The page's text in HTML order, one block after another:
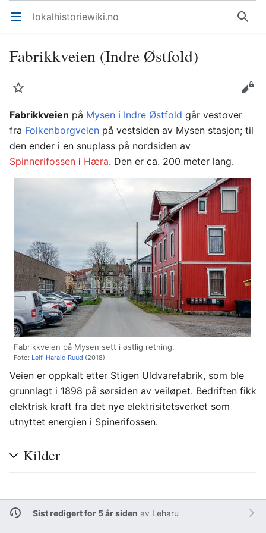
Åpne hovedmenyen lokalhistoriewiki.no Søk
Fabrikkveien (Indre Østfold)
Overvåk
Rediger
Fabrikkveien på Mysen i Indre Østfold går vestover
fra Folkenborgveien på vestsiden av Mysen stasjon; til
den ender i en snuplass på nordsiden av
Spinnerifossen i Hæra. Den er ca. 200 meter lang.
Fabrikkveien på Mysen sett i østlig retning.
Foto: Leif-Harald Ruud (2018)
Veien er oppkalt etter Stigen Uldvarefabrik, som ble
grunnlagt i 1898 på sørsiden av veiløpet. Bedriften fikk
elektrisk kraft fra det nye elektrisitetsverket som
utnyttet energien i Spinerifossen.
Kilder
Sist redigert for 5 år siden av Leharu